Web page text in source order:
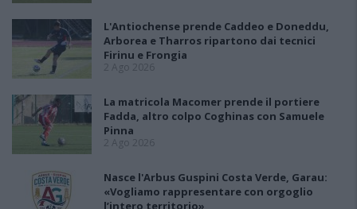
L'Antiochense prende Caddeo e Doneddu,
Arborea e Tharros ripartono dai tecnici
Firinu e Frongia
2 Ago 2026
La matricola Macomer prende il portiere
Fadda, altro colpo Coghinas con Samuele
Pinna
2 Ago 2026
Nasce l'Arbus Guspini Costa Verde, Garau:
«Vogliamo rappresentare con orgoglio
l’intero territorio»